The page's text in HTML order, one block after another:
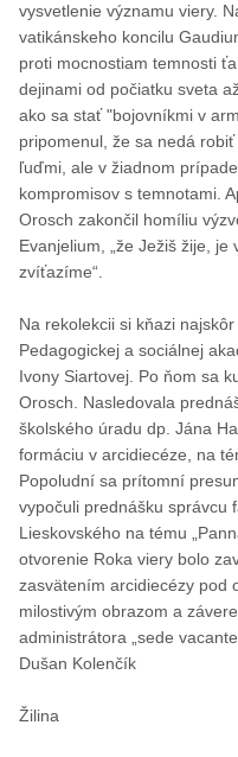
vysvetlenie významu viery.
vatikánskeho koncilu
proti mocnostiam temnosti
dejinami od počiatku sveta
ako sa stať "bojovníkmi v
pripomenul, že sa nedá
ľuďmi, ale v žiadnom
kompromisov s temnotami.
Orosch zakončil homíliu
Evanjelium, „že Ježiš žije,
zvíťazíme“.
Na rekolekcii si kňazi
Pedagogickej a sociálnej
Ivony Siartovej. Po ňom sa
Orosch. Nasledovala
školského úradu dp. Jána
formáciu v arcidiecéze, na
Popoludní sa prítomní
vypočuli prednášku správcu
Lieskovského na tému
otvorenie Roka viery bolo
zasvätením arcidiecézy pod
milostivým obrazom a
administrátora „sede
Dušan Kolenčík
Žilina